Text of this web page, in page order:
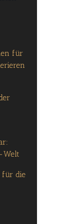
für
Welt
für die